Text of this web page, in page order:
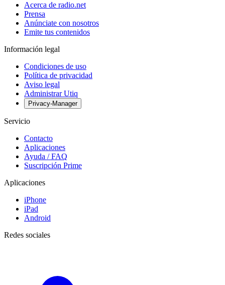
Acerca de radio.net
Prensa
Anúnciate con nosotros
Emite tus contenidos
Información legal
Condiciones de uso
Política de privacidad
Aviso legal
Administrar Utiq
Privacy-Manager
Servicio
Contacto
Aplicaciones
Ayuda / FAQ
Suscripción Prime
Aplicaciones
iPhone
iPad
Android
Redes sociales